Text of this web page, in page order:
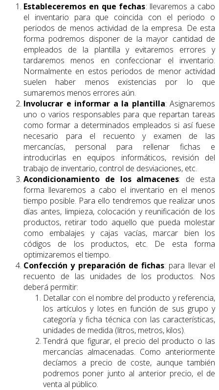
Estableceremos en que fechas: llevaremos a cabo
el inventario para que coincida con el periodo o
periodos de menos actividad de la empresa. De esta
forma podremos disponer de la mayor cantidad de
empleados de la plantilla y evitaremos errores y
tardaremos menos en confeccionar el inventario.
Normalmente en estos periodos de menor actividad
suelen haber menos existencias por lo que
sumaremos menos errores aún.
Involucrar e informar a la plantilla: Asignaremos
uno o varios responsables para que repartan tareas
como formar a determinados empleados si así fuese
necesario para el recuento y examen de las
mercancías, personal para rellenar fichas e
introducirlas en equipos informáticos, revisión del
trabajo de inventario, control de desviaciones, etc.
Acondicionamiento de los almacenes: de esta
forma llevaremos a cabo el inventario en el menos
tiempo posible. Para ello tendremos que realizar unos
días antes, limpieza, colocación y reunificación de los
productos, retirar todo aquello que pueda molestar
como embalajes y cajas vacías, marcar bien los
códigos de los productos, etc. De esta forma
optimizaremos el tiempo.
Confección y preparación de fichas: para llevar el
recuento de las unidades de los productos. Nos
deberá permitir:
Detallar con el nombre del producto y referencia,
los artículos y lotes en función de sus grupo y
categoría y ficha técnica con las características,
unidades de medida (litros, metros, kilos).
Tendrá que figurar, el precio del producto o las
mercancías almacenadas. Como anteriormente
decíamos a precio de coste, aunque también
podremos poner junto al anterior precio, el de
venta al público.